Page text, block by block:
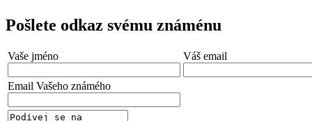
Pošlete odkaz svému známénu
Vaše jméno Váš email
Email Vašeho známého